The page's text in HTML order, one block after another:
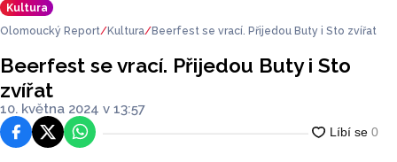
Kultura
Olomoucký Report
Kultura Beerfest se vrací. Přijedou Buty i Sto zvířat
Beerfest se vrací. Přijedou Buty i Sto
zvířat
10. května 2024 v 13:57
FacebookPlatforma X
WhatsApp